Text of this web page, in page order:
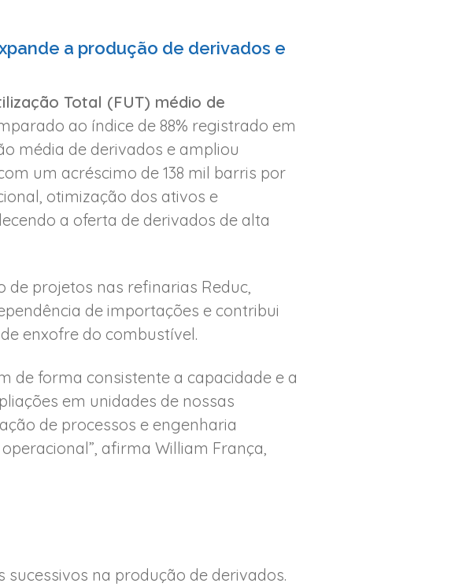
a produção de derivados e
Total (FUT) médio de
ao índice de 88% registrado em
média de derivados e ampliou
um acréscimo de 138 mil barris por
otimização dos ativos e
a oferta de derivados de alta
de projetos nas refinarias Reduc,
de importações e contribui
enxofre do combustível.
de forma consistente a capacidade e a
em unidades de nossas
de processos e engenharia
afirma William França,
na produção de derivados.